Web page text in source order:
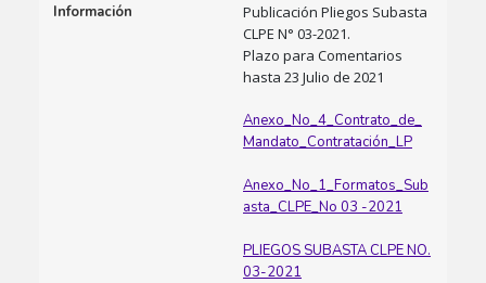
Información
Publicación Pliegos Subasta
CLPE N° 03-2021.
Plazo para Comentarios
hasta 23 Julio de 2021
Anexo_No_4_Contrato_de_
Mandato_Contratación_LP
Anexo_No_1_Formatos_Sub
asta_CLPE_No 03 -2021
PLIEGOS SUBASTA CLPE NO.
03-2021